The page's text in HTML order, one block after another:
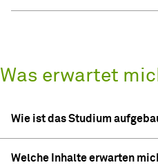
Was erwartet
Wie ist das Studium
Welche Inhalte erwarten